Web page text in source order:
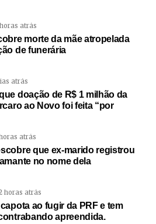
atrás
morte da mãe atropelada
de funerária
atrás
doação de R$ 1 milhão da
ao Novo foi feita “por
atrás
que ex-marido registrou
no nome dela
horas atrás
ao fugir da PRF e tem
apreendida.